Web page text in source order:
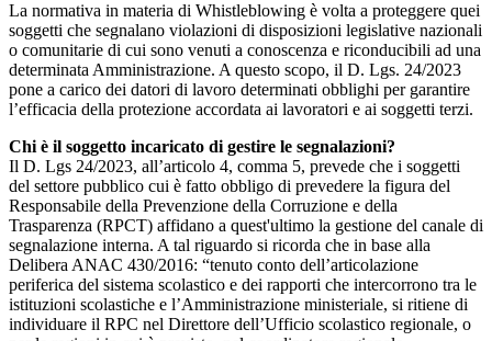
La normativa in materia di Whistleblowing è volta a proteggere quei
soggetti che segnalano violazioni di disposizioni legislative nazionali
o comunitarie di cui sono venuti a conoscenza e riconducibili ad una
determinata Amministrazione. A questo scopo, il D. Lgs. 24/2023
pone a carico dei datori di lavoro determinati obblighi per garantire
l’efficacia della protezione accordata ai lavoratori e ai soggetti terzi.
Chi è il soggetto incaricato di gestire le segnalazioni?
Il D. Lgs 24/2023, all’articolo 4, comma 5, prevede che i soggetti
del settore pubblico cui è fatto obbligo di prevedere la figura del
Responsabile della Prevenzione della Corruzione e della
Trasparenza (RPCT) affidano a quest'ultimo la gestione del canale di
segnalazione interna. A tal riguardo si ricorda che in base alla
Delibera ANAC 430/2016: “tenuto conto dell’articolazione
periferica del sistema scolastico e dei rapporti che intercorrono tra le
istituzioni scolastiche e l’Amministrazione ministeriale, si ritiene di
individuare il RPC nel Direttore dell’Ufficio scolastico regionale, o